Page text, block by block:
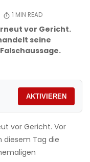
1 MIN READ
vor Gericht.
seine
AKTIVIEREN
vor Gericht. Vor
diesem Tag die